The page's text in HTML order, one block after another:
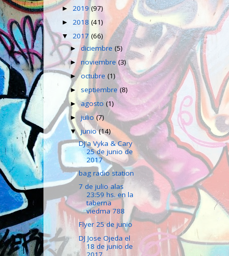
► 2019(97)
► 2018 (41)
▼ 2017 (66)
►diciembre(5)
►noviembre(3)
►octubre(1)
► septiembre(8)
►agosto(1)
►julio(7)
▼junio(14)
DJ'a Vyka & Cary
25 de junio de
2017
bag radio station
7 de julio alas
23:59 hs. en la
taberna
viedma 788
Flyer 25 de junio
DJ Jose Ojeda el
18 de junio de